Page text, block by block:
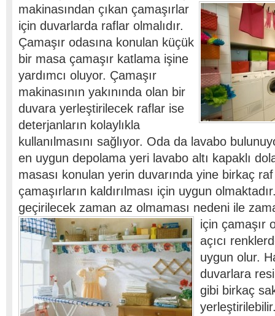
makinasından çıkan çamaşırlar
için duvarlarda raflar olmalıdır.
Çamaşır odasına konulan küçük
bir masa çamaşır katlama işine
yardımcı oluyor. Çamaşır
makinasının yakınında olan bir
duvara yerleştirilecek raflar ise
deterjanların kolaylıkla
kullanılmasını sağlıyor. Oda da lavabo
en uygun depolama yeri lavabo altı kapaklı
masası konulan yerin duvarında yine birkaç
çamaşırların kaldırılması için uygun
geçirilecek zaman az olmaması nedeni ile
için çamaşır
açıcı
uygun olur.
duvarlara
gibi birkaç